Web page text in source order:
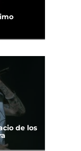
de los